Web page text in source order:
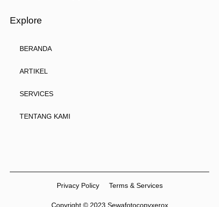
Explore
BERANDA
ARTIKEL
SERVICES
TENTANG KAMI
Copyright © 2023 Sewafotocopyxerox
Privacy Policy Terms & Services